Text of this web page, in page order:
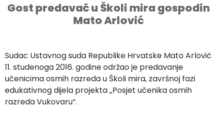
Gost predavač u Školi mira gospodin
Mato Arlović
Sudac Ustavnog suda Republike Hrvatske Mato Arlović
11. studenoga 2016. godine održao je predavanje
učenicima osmih razreda u Školi mira, završnoj fazi
edukativnog dijela projekta „Posjet učenika osmih
razreda Vukovaru“.